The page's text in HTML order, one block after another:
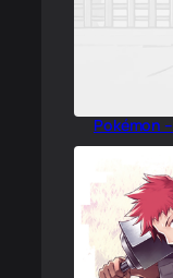
Pokémon